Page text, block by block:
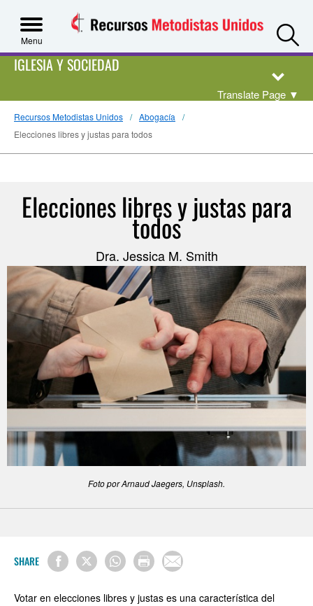
Menu
IGLESIA Y SOCIEDAD
Translate Page ▼
Recursos Metodistas Unidos
Abogacía
Elecciones libres y justas para todos
Elecciones libres y justas para
todos
Dra. Jessica M. Smith
Foto por Arnaud Jaegers, Unsplash.
SHARE
Votar en elecciones libres y justas es una característica del